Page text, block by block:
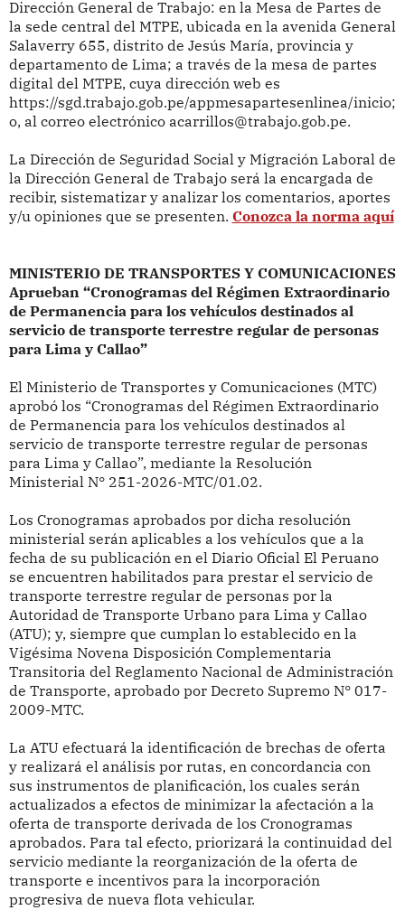
Dirección General de Trabajo: en la Mesa de Partes de
la sede central del MTPE, ubicada en la avenida General
Salaverry 655, distrito de Jesús María, provincia y
departamento de Lima; a través de la mesa de partes
digital del MTPE, cuya dirección web es
https://sgd.trabajo.gob.pe/appmesapartesenlinea/inicio;
o, al correo electrónico acarrillos@trabajo.gob.pe.
La Dirección de Seguridad Social y Migración Laboral de
la Dirección General de Trabajo será la encargada de
recibir, sistematizar y analizar los comentarios, aportes
y/u opiniones que se presenten. Conozca la norma aquí
MINISTERIO DE TRANSPORTES Y COMUNICACIONES
Aprueban “Cronogramas del Régimen Extraordinario
de Permanencia para los vehículos destinados al
servicio de transporte terrestre regular de personas
para Lima y Callao”
El Ministerio de Transportes y Comunicaciones (MTC)
aprobó los “Cronogramas del Régimen Extraordinario
de Permanencia para los vehículos destinados al
servicio de transporte terrestre regular de personas
para Lima y Callao”, mediante la Resolución
Ministerial N° 251-2026-MTC/01.02.
Los Cronogramas aprobados por dicha resolución
ministerial serán aplicables a los vehículos que a la
fecha de su publicación en el Diario Oficial El Peruano
se encuentren habilitados para prestar el servicio de
transporte terrestre regular de personas por la
Autoridad de Transporte Urbano para Lima y Callao
(ATU); y, siempre que cumplan lo establecido en la
Vigésima Novena Disposición Complementaria
Transitoria del Reglamento Nacional de Administración
de Transporte, aprobado por Decreto Supremo N° 017-
2009-MTC.
La ATU efectuará la identificación de brechas de oferta
y realizará el análisis por rutas, en concordancia con
sus instrumentos de planificación, los cuales serán
actualizados a efectos de minimizar la afectación a la
oferta de transporte derivada de los Cronogramas
aprobados. Para tal efecto, priorizará la continuidad del
servicio mediante la reorganización de la oferta de
transporte e incentivos para la incorporación
progresiva de nueva flota vehicular.